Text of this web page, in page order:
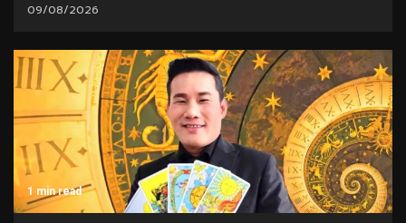
09/08/2026
1 min read